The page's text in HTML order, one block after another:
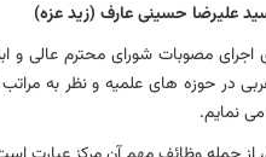
علیرضا حسینی عارف (زید عزه)
در حوزه های علمیه و نظر به
نمایم.